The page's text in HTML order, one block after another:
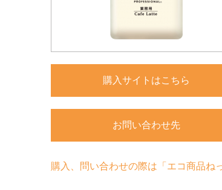
購入サイトはこちら
お問い合わせ先
購入、問い合わせの際は「エコ商品ね